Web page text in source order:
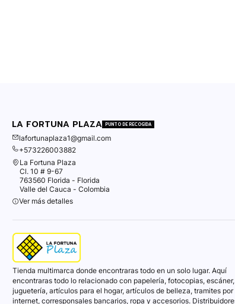
LA FORTUNA PLAZA PUNTO DE RECOGIDA
lafortunaplaza1@gmail.com
+573226003882
La Fortuna Plaza
Cl. 10 # 9-67
763560 Florida - Florida
Valle del Cauca - Colombia
Ver más detalles
Tienda multimarca donde encontraras todo en un solo lugar. Aquí
encontraras todo lo relacionado con papelería, fotocopias, escáner,
juguetería, artículos para el hogar, artículos de belleza, tramites por
internet, corresponsales bancarios, ropa y accesorios.